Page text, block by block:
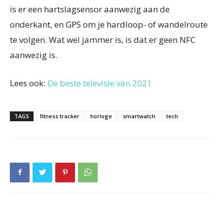
is er een hartslagsensor aanwezig aan de
onderkant, en GPS om je hardloop- of wandelroute
te volgen. Wat wel jammer is, is dat er geen NFC
aanwezig is.
Lees ook: De beste televisie van 2021
TAGS fitness tracker horloge smartwatch tech